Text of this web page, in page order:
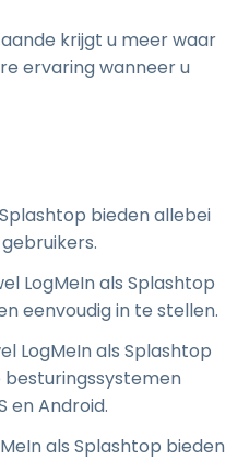
krijgt u meer waar
ervaring wanneer u
bieden allebei
LogMeIn als Splashtop
eenvoudig in te stellen.
LogMeIn als Splashtop
en Android.
als Splashtop bieden